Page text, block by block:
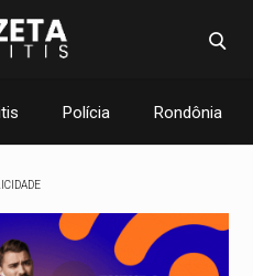
Polícia Rondônia